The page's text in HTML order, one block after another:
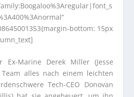
bottom: 15px
Ex-Marine Derek Miller (Jesse
alles nach einem leichten
Tech-CEO Donovan